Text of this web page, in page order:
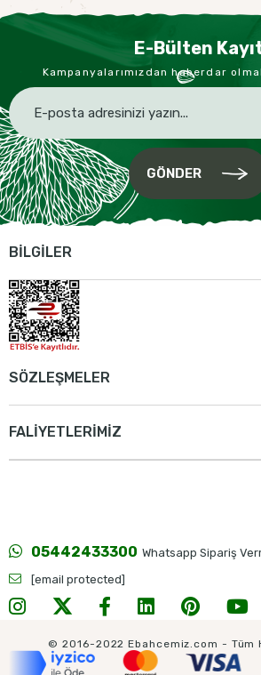
E-Bülten
Kampanyalarımızdan haberdar
GÖNDER
BİLGİLER
SÖZLEŞMELER
FALİYETLERİMİZ
05442433300 Whatsapp Sipariş
[email protected]
© 2016-2022 Ebahcemiz.com - Tüm